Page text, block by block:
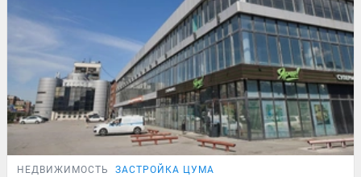
НЕДВИЖИМОСТЬ ЗАСТРОЙКА ЦУМА